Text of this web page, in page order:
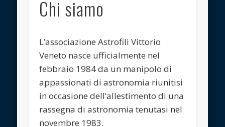
Chi siamo
L’associazione Astrofili Vittorio
Veneto nasce ufficialmente nel
febbraio 1984 da un manipolo di
appassionati di astronomia riunitisi
in occasione dell’allestimento di una
rassegna di astronomia tenutasi nel
novembre 1983.